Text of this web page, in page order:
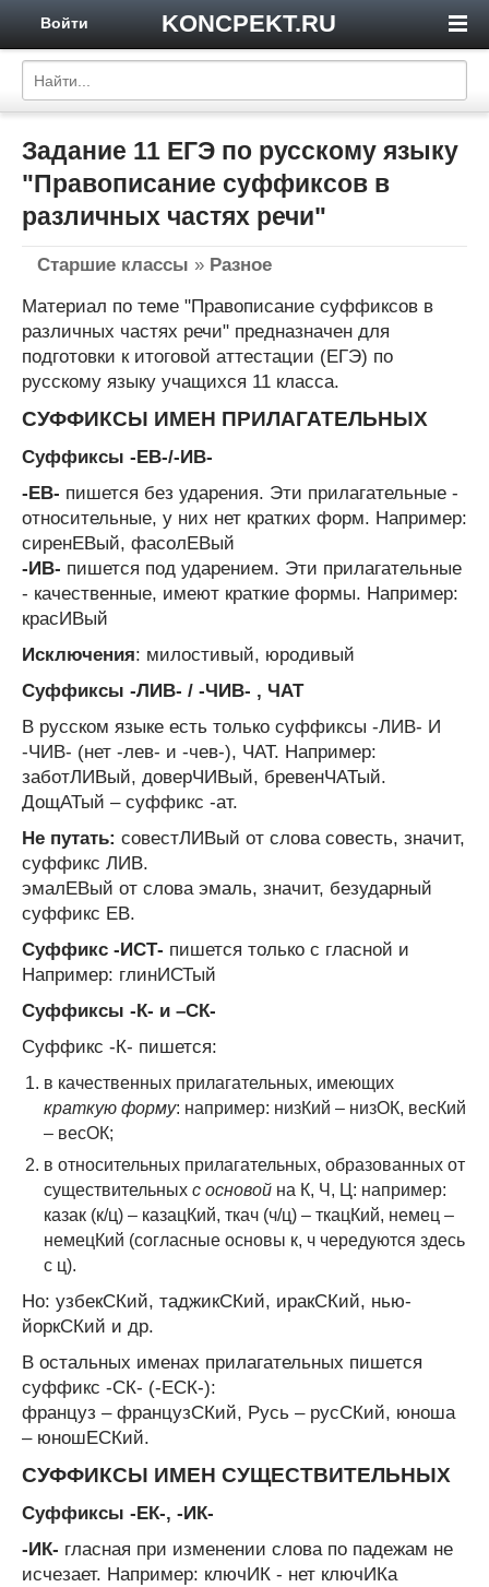
KONCPEKT.RU
Войти
Задание 11 ЕГЭ по русскому языку
"Правописание суффиксов в
различных частях речи"
Старшие классы » Разное
Материал по теме "Правописание суффиксов в
различных частях речи" предназначен для
подготовки к итоговой аттестации (ЕГЭ) по
русскому языку учащихся 11 класса.
СУФФИКСЫ ИМЕН ПРИЛАГАТЕЛЬНЫХ
Суффиксы -ЕВ-/-ИВ-
-ЕВ- пишется без ударения. Эти прилагательные -
относительные, у них нет кратких форм. Например:
сиренЕВый, фасолЕВый
-ИВ- пишется под ударением. Эти прилагательные
- качественные, имеют краткие формы. Например:
красИВый
Исключения: милостивый, юродивый
Суффиксы -ЛИВ- / -ЧИВ- , ЧАТ
В русском языке есть только суффиксы -ЛИВ- И
-ЧИВ- (нет -лев- и -чев-), ЧАТ. Например:
заботЛИВый, доверЧИВый, бревенЧАТый.
ДощАТый – суффикс -ат.
Не путать: совестЛИВый от слова совесть, значит,
суффикс ЛИВ.
эмалЕВый от слова эмаль, значит, безударный
суффикс ЕВ.
Суффикс -ИСТ- пишется только с гласной и
Например: глинИСТый
Суффиксы -К- и –СК-
Суффикс -К- пишется:
в качественных прилагательных, имеющих
краткую форму: например: низКий – низОК, весКий
– весОК;
в относительных прилагательных, образованных от
существительных с основой на К, Ч, Ц: например:
казак (к/ц) – казацКий, ткач (ч/ц) – ткацКий, немец –
немецКий (согласные основы к, ч чередуются здесь
с ц).
Но: узбекСКий, таджикСКий, иракСКий, нью-
йоркСКий и др.
В остальных именах прилагательных пишется
суффикс -СК- (-ЕСК-):
француз – французСКий, Русь – русСКий, юноша
– юношЕСКий.
СУФФИКСЫ ИМЕН СУЩЕСТВИТЕЛЬНЫХ
Суффиксы -ЕК-, -ИК-
-ИК- гласная при изменении слова по падежам не
исчезает. Например: ключИК - нет ключИКа